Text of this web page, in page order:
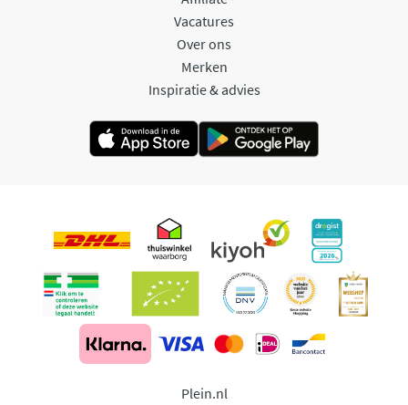
Vacatures
Over ons
Merken
Inspiratie & advies
Plein.nl